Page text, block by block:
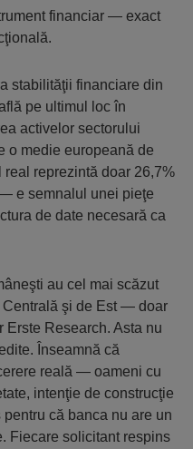
financiar — exact
stabilităţii financiare din
pe ultimul loc în
activelor sectorului
o medie europeană de
reprezintă doar 26,7%
e semnalul unei pieţe
de date necesară ca
au cel mai scăzut
şi de Est — doar
Erste Research. Asta nu
Înseamnă că
reală — oameni cu
intenţie de construcţie
că banca nu are un
Fiecare solicitant respins